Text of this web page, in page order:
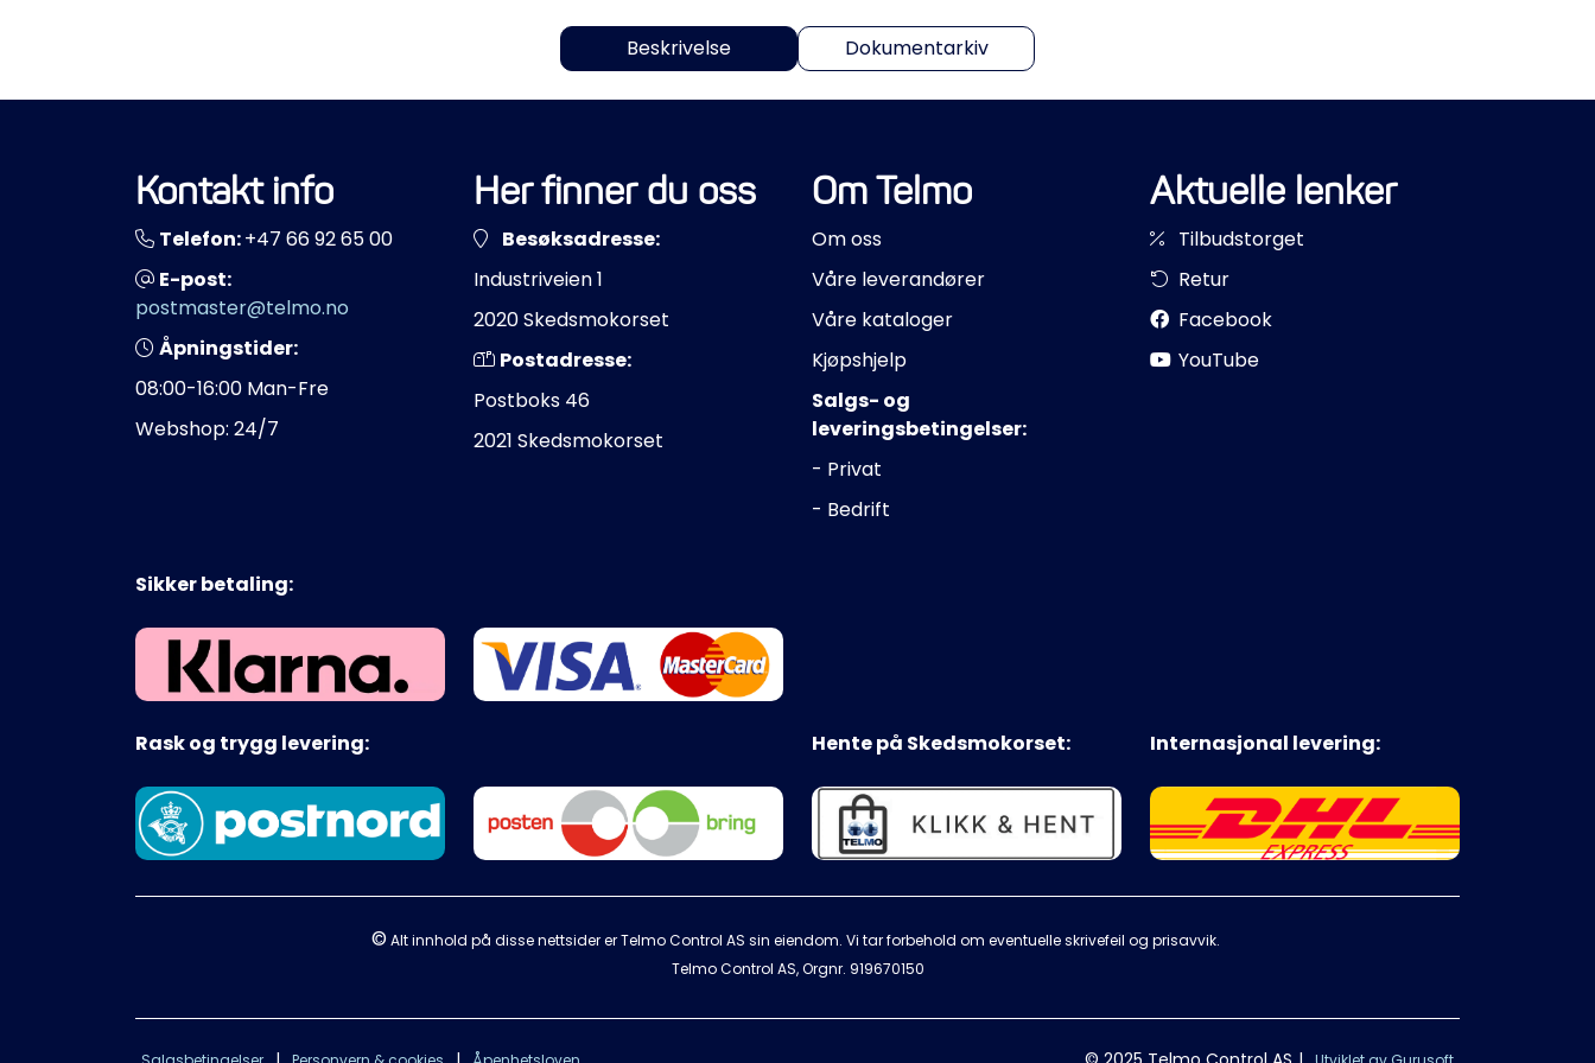
Beskrivelse Dokumentarkiv
Kontakt info
Telefon:+47 66 92 65 00
E-post:
postmaster@telmo.no
Åpningstider:
08:00-16:00 Man-Fre
Webshop: 24/7
Her finner du oss
Besøksadresse:
Industriveien 1
2020 Skedsmokorset
Postadresse:
Postboks 46
2021 Skedsmokorset
Om Telmo
Om oss
Våre leverandører
Våre kataloger
Kjøpshjelp
Salgs- og
leveringsbetingelser:
- Privat
- Bedrift
Aktuelle lenker
Tilbudstorget
Retur
Facebook
YouTube
Sikker betaling:
Rask og trygg levering: Hente på Skedsmokorset: Internasjonal levering:
©Alt innhold på disse nettsider er Telmo Control AS sin eiendom. Vi tar forbehold om eventuelle skrivefeil og prisavvik.
Telmo Control AS, Orgnr. 919670150